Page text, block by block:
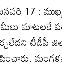
17 :
హామీలు
టీడీపీ జిల్లా